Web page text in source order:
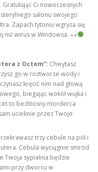
Gratulując Ci nowoczesnych
salonu swojego
Zapach tytoniu wgryza się
niż wirus w Windowsa.
z Octem”: Chwytasz
go w roztworze wody i
kręcić nim nad głową
biegając wokół wujka i
to bezlitosny morderca
ucieknie przez Twoje
trzy cebule na pół i
Cebula wyciągnie smród
Twoja sypialnia będzie
przy dworcu w